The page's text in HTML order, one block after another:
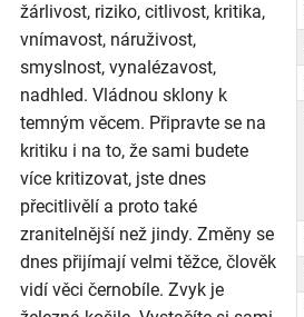
žárlivost, riziko, citlivost, kritika,
vnímavost, náruživost,
smyslnost, vynalézavost,
nadhled. Vládnou sklony k
temným věcem. Připravte se na
kritiku i na to, že sami budete
více kritizovat, jste dnes
přecitlivělí a proto také
zranitelnější než jindy. Změny se
dnes přijímají velmi těžce, člověk
vidí věci černobíle. Zvyk je